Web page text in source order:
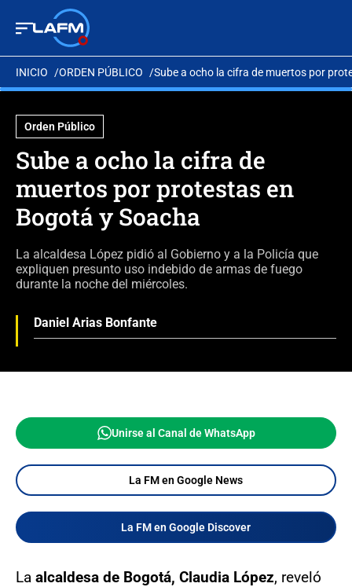
INICIO ORDEN PÚBLICO Sube a ocho la cifra de muertos por
Orden Público
Sube a ocho la cifra de
muertos por protestas en
Bogotá y Soacha
La alcaldesa López pidió al Gobierno y a la Policía que
expliquen presunto uso indebido de armas de fuego
durante la noche del miércoles.
Daniel Arias Bonfante
Unirse al Canal de WhatsApp
La FM en Google News
La FM en Google Discover
La alcaldesa de Bogotá, Claudia López, reveló